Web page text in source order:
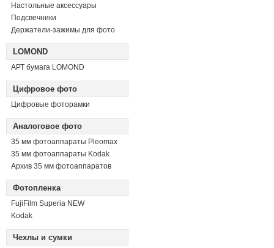
Настольные аксессуары
Подсвечники
Держатели-зажимы для фото
LOMOND
АРТ бумага LOMOND
Цифровое фото
Цифровые фоторамки
Аналоговое фото
35 мм фотоаппараты Pleomax
35 мм фотоаппараты Kodak
Архив 35 мм фотоаппаратов
Фотопленка
FujiFilm Superia NEW
Kodak
Чехлы и сумки